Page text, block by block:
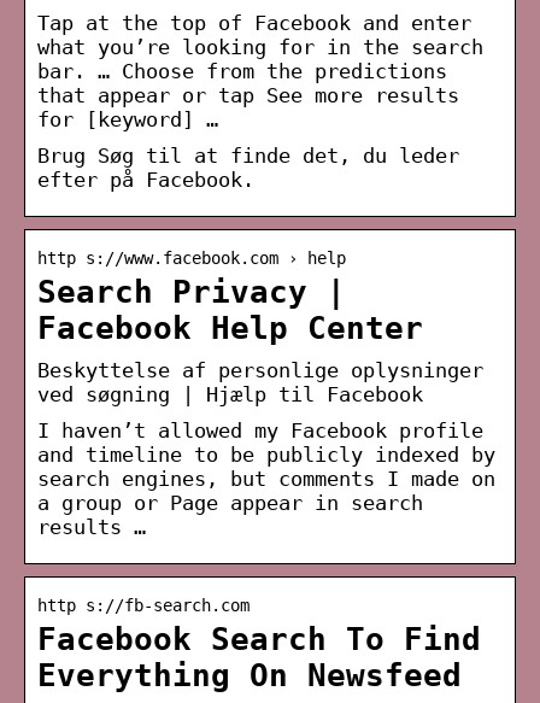
Tap at the top of Facebook and enter
what you’re looking for in the search
bar. … Choose from the predictions
that appear or tap See more results
for [keyword] …
Brug Søg til at finde det, du leder
efter på Facebook.
http s://www.facebook.com › help
Search Privacy |
Facebook Help Center
Beskyttelse af personlige oplysninger
ved søgning | Hjælp til Facebook
I haven’t allowed my Facebook profile
and timeline to be publicly indexed by
search engines, but comments I made on
a group or Page appear in search
results …
http s://fb-search.com
Facebook Search To Find
Everything On Newsfeed